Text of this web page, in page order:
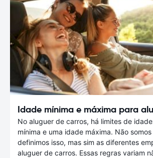
Idade mínima e máxima para
No aluguer de carros, há limites de
mínima e uma idade máxima. Não
definimos isso, mas sim as diferentes
aluguer de carros. Essas regras variam